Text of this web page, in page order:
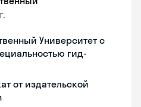
Университет с
гид-
от издательской